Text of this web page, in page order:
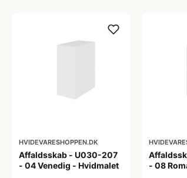
HVIDEVARESHOPPEN.DK
Affaldsskab - U030-207
- 04 Venedig - Hvidmalet
- 08